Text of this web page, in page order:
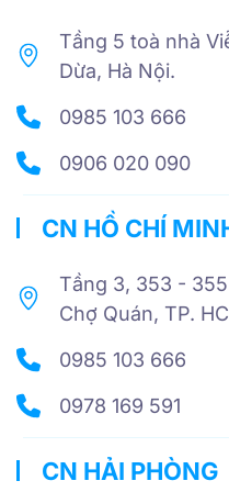
Tầng 5 toà nhà
Dừa, Hà Nội.
0985 103 666
0906 020 090
CN HỒ CHÍ
Tầng 3, 353 -
Chợ Quán, TP.
0985 103 666
0978 169 591
CN HẢI PHÒNG